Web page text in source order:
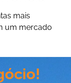
mais
um mercado